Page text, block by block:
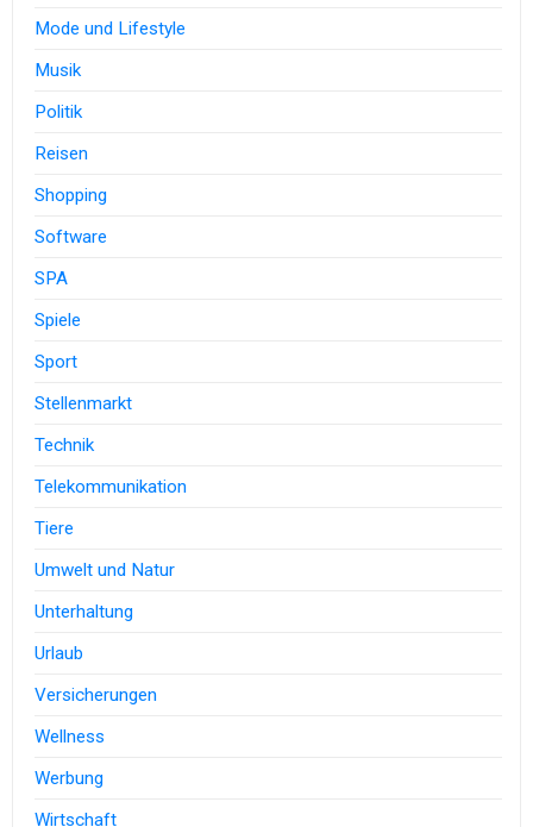
Mode und Lifestyle
Musik
Politik
Reisen
Shopping
Software
SPA
Spiele
Sport
Stellenmarkt
Technik
Telekommunikation
Tiere
Umwelt und Natur
Unterhaltung
Urlaub
Versicherungen
Wellness
Werbung
Wirtschaft